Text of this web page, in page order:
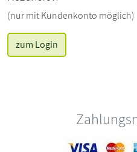
(nur mit Kundenkonto möglich)
zum Login